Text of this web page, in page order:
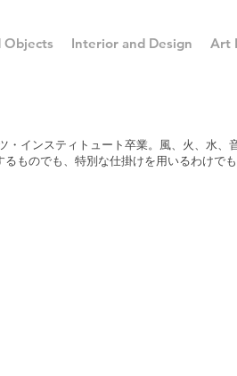
Objects Interior and Design Art
インスティトュート卒業。風、火、水
ものでも、特別な仕掛けを用いるわけで